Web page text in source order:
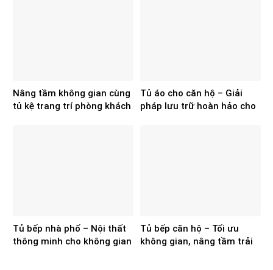
Nâng tầm không gian cùng
tủ kệ trang trí phòng khách
Tủ áo cho căn hộ – Giải
pháp lưu trữ hoàn hảo cho
Tủ bếp nhà phố – Nội thất
thông minh cho không gian
Tủ bếp căn hộ – Tối ưu
không gian, nâng tầm trải